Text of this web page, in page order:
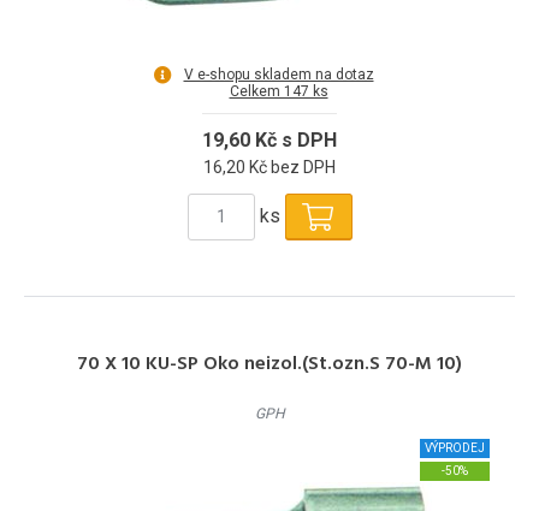
V e-shopu skladem na dotaz
Celkem 147 ks
19,60 Kč s DPH
16,20 Kč bez DPH
ks
70 X 10 KU-SP Oko neizol.(St.ozn.S 70-M 10)
GPH
VÝPRODEJ
-50%